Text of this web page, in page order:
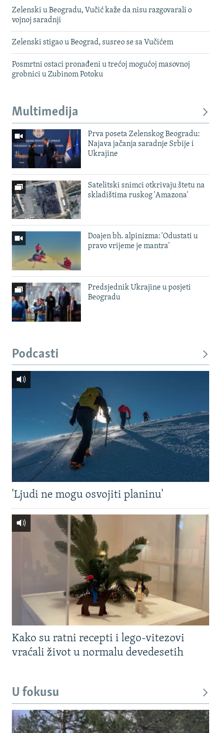
Zelenski u Beogradu, Vučić kaže da nisu razgovarali o
vojnoj saradnji
Zelenski stigao u Beograd, susreo se sa Vučićem
Posmrtni ostaci pronađeni u trećoj mogućoj masovnoj
grobnici u Zubinom Potoku
Multimedija
Prva poseta Zelenskog Beogradu:
Najava jačanja saradnje Srbije i
Ukrajine
Satelitski snimci otkrivaju štetu na
skladištima ruskog 'Amazona'
Doajen bh. alpinizma: 'Odustati u
pravo vrijeme je mantra'
Predsjednik Ukrajine u posjeti
Beogradu
Podcasti
'Ljudi ne mogu osvojiti planinu'
Kako su ratni recepti i lego-vitezovi
vraćali život u normalu devedesetih
U fokusu